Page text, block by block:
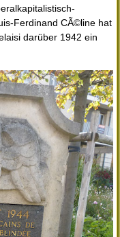
Ferdinand CÃ©line hat
darüber 1942 ein